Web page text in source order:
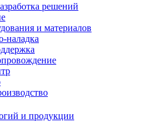
решений
и материалов
наладка
и продукции